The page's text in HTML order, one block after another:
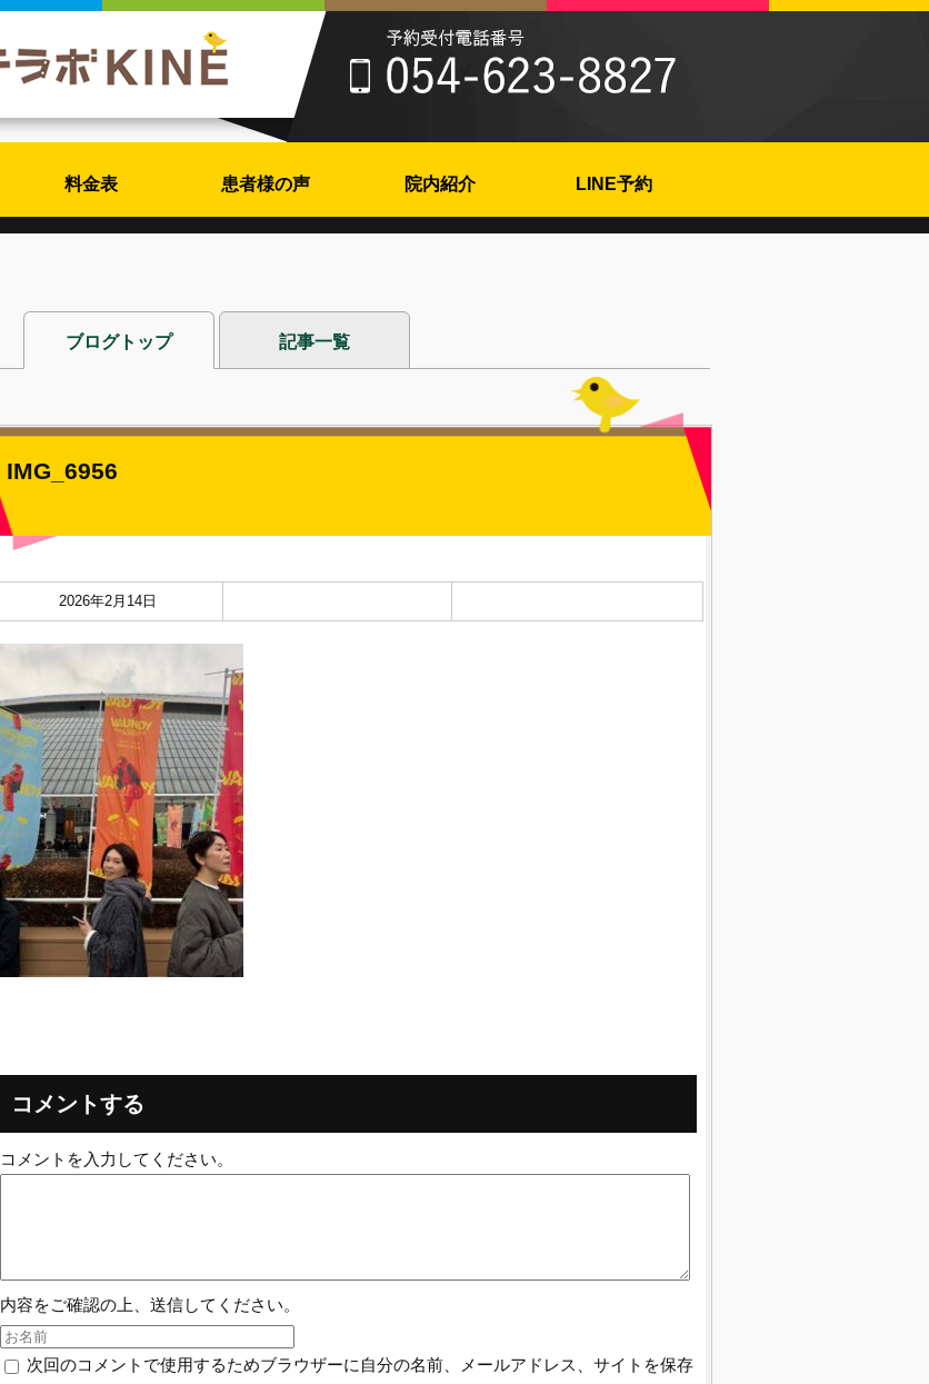
料金表 患者様の声 院内紹介 LINE予約
ブログトップ 記事一覧
IMG_6956
2026年2月14日
コメントする
コメントを入力してください。
内容をご確認の上、送信してください。
次回のコメントで使用するためブラウザーに自分の名前、メールアドレス、サイトを保存